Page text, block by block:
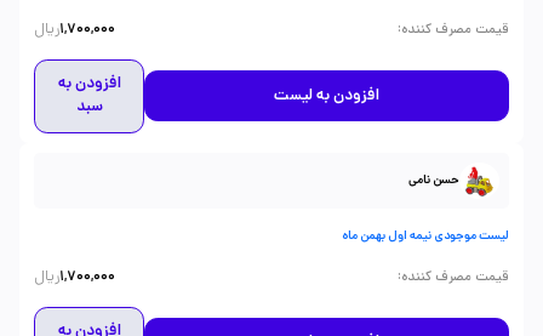
قیمت مصرف کننده:
1,700,000ریال
افزودن به لیست
افزودن به
سبد
حسن نامی
لیست موجودی نیمه اول بهمن ماه
قیمت مصرف کننده:
1,700,000ریال